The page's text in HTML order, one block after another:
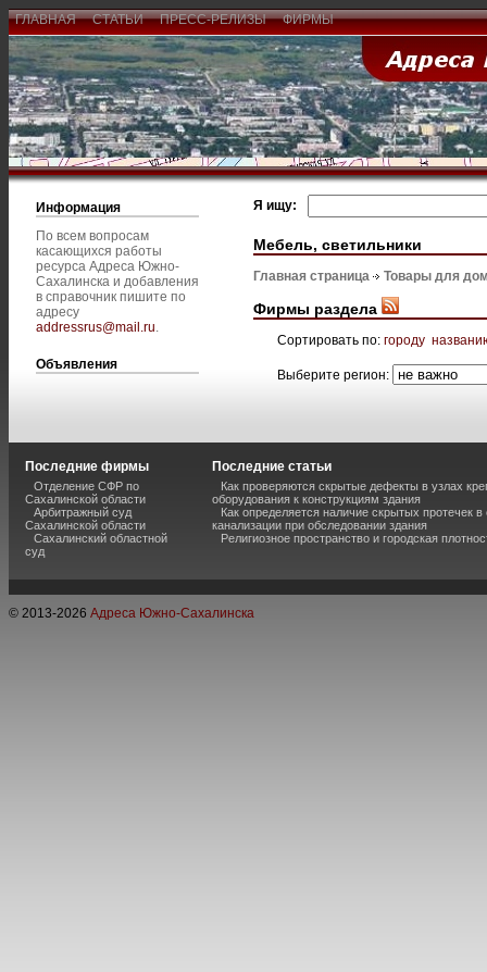
ГЛАВНАЯ СТАТЬИ ПРЕСС-РЕЛИЗЫ ФИРМЫ
Информация
По всем вопросам
касающихся работы
ресурса Адреса Южно-
Сахалинска и добавления
в справочник пишите по
адресу
addressrus@mail.ru.
Объявления
Я ищу:
Мебель, светильники
Главная страница Товары для
Фирмы раздела
Сортировать по: городу
Выберите регион:
Последние фирмы
Отделение СФР по
Сахалинской области
Арбитражный суд
Сахалинской области
Сахалинский областной
суд
Последние статьи
Как проверяются скрытые дефекты в узлах
оборудования к конструкциям здания
Как определяется наличие скрытых протечек
канализации при обследовании здания
Религиозное пространство и городская
© 2013-2026 Адреса Южно-Сахалинска